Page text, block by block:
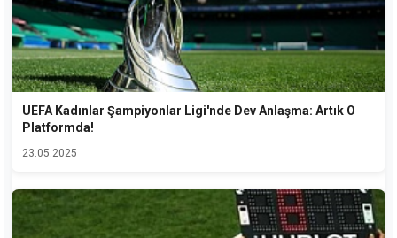
UEFA Kadınlar Şampiyonlar Ligi'nde Dev Anlaşma: Artık O
Platformda!
23.05.2025